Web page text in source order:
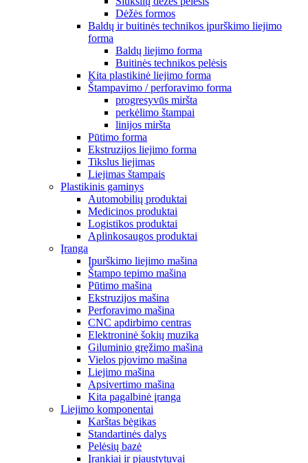
Dėžės formos
Baldų ir buitinės technikos įpurškimo liejimo
forma
Baldų liejimo forma
Buitinės technikos pelėsis
Kita plastikinė liejimo forma
Štampavimo / perforavimo forma
progresyvūs miršta
perkėlimo štampai
linijos miršta
Pūtimo forma
Ekstruzijos liejimo forma
Tikslus liejimas
Liejimas štampais
Plastikinis gaminys
Automobilių produktai
Medicinos produktai
Logistikos produktai
Aplinkosaugos produktai
Įranga
Įpurškimo liejimo mašina
Štampo tepimo mašina
Pūtimo mašina
Ekstruzijos mašina
Perforavimo mašina
CNC apdirbimo centras
Elektroninė šokių muzika
Giluminio gręžimo mašina
Vielos pjovimo mašina
Liejimo mašina
Apsivertimo mašina
Kita pagalbinė įranga
Liejimo komponentai
Karštas bėgikas
Standartinės dalys
Pelėsių bazė
Įrankiai ir pjaustytuvai